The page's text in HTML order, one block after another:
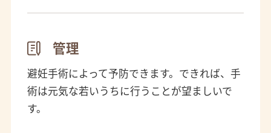
管理
避妊手術によって予防できます。できれば、手
術は元気な若いうちに行うことが望ましいで
す。